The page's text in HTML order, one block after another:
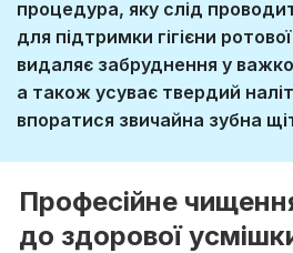
процедура, яку слід
для підтримки гігієни
видаляє забруднення у
а також усуває твердий
впоратися звичайна зубна
Професійне
до здорової